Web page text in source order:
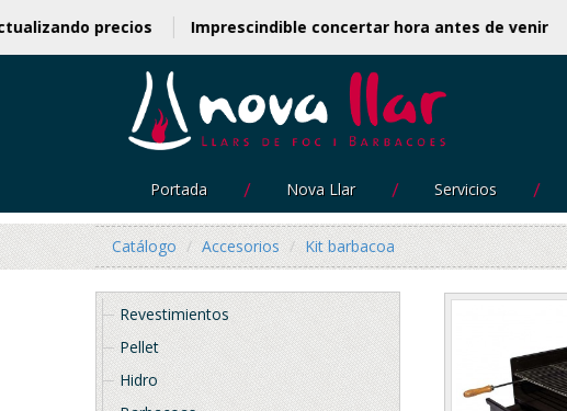
actualizando precios Imprescindible concertar hora antes de venir
Portada Nova Llar Servicios
Catálogo Accesorios Kit barbacoa
Revestimientos
Pellet
Hidro